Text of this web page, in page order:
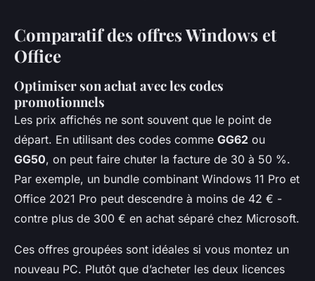
Comparatif des offres Windows et
Office
Optimiser son achat avec les codes
promotionnels
Les prix affichés ne sont souvent que le point de
départ. En utilisant des codes comme GG62 ou
GG50, on peut faire chuter la facture de 30 à 50 %.
Par exemple, un bundle combinant Windows 11 Pro et
Office 2021 Pro peut descendre à moins de 42 € -
contre plus de 300 € en achat séparé chez Microsoft.
Ces offres groupées sont idéales si vous montez un
nouveau PC. Plutôt que d’acheter les deux licences